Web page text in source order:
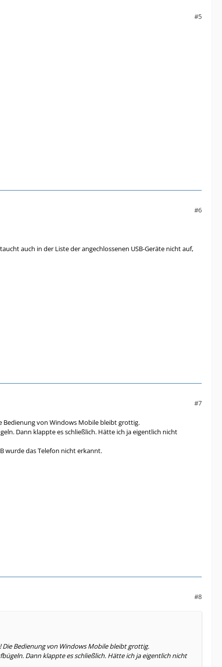
#5
#6
auch in der Liste der angechlossenen USB-Geräte nicht auf,
#7
Bedienung von Windows Mobile bleibt grottig.
Dann klappte es schließlich. Hätte ich ja eigentlich nicht
wurde das Telefon nicht erkannt.
#8
Bedienung von Windows Mobile bleibt grottig.
Dann klappte es schließlich. Hätte ich ja eigentlich nicht